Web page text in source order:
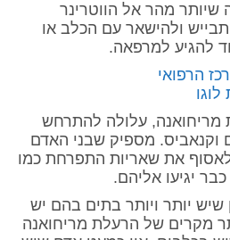
שיותר מהר אל הווטרינר
ולהישאר עם הכלב או
להגיע למרפאה.
עלולה להתרחש
וקנאביס. מספיק שבני האדם
לאסוף את שאריות התפרחת כמו
יגיעו אליהם.
שיש יותר ויותר בתים בהם יש
מקרים של הרעלת מריחואנה